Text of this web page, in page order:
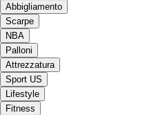
Abbigliamento
Scarpe
NBA
Palloni
Attrezzatura
Sport US
Lifestyle
Fitness